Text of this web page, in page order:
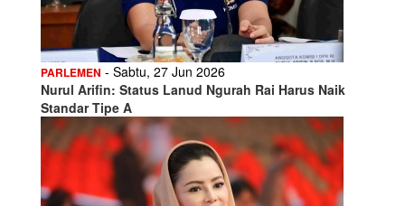
PARLEMEN - Sabtu, 27 Jun 2026
Nurul Arifin: Status Lanud Ngurah Rai Harus Naik
Standar Tipe A